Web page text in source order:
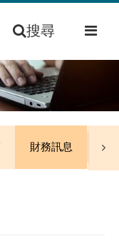
搜尋
財務訊息 公